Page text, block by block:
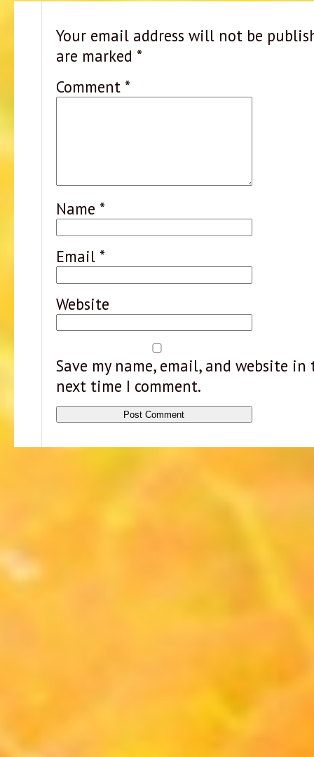
Your email address will not be
are marked *
Comment *
Name *
Email *
Website
Save my name, email, and website
next time I comment.